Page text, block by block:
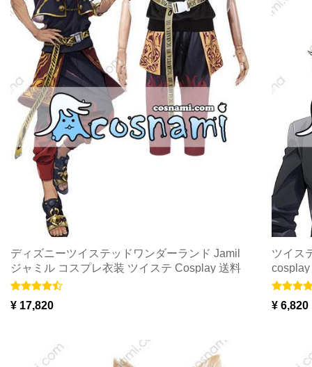
ディズニーツイステッドワンダーランド Jamil
ジャミル コスプレ衣装 ツイステ Cosplay 送料
無料
¥ 17,820
ツイス
cosplay
ド 送料
¥ 6,820